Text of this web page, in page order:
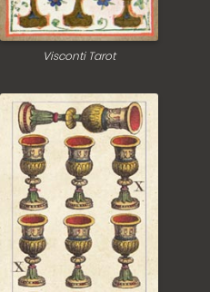
Visconti Tarot